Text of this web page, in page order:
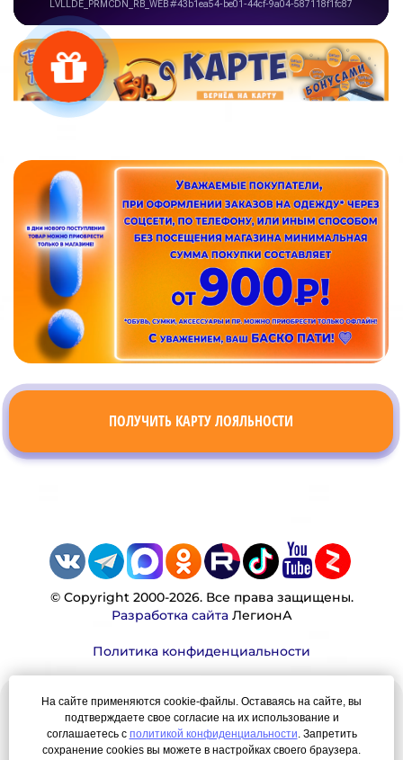
ПОЛУЧИТЬ КАРТУ ЛОЯЛЬНОСТИ
© Copyright 2000-2026. Все права защищены.
Разработка сайтаЛегионА
Политика конфиденциальности
Наша миссия:
Мы — честно, много, давно продаем вещи,
На сайте применяются cookie-файлы. Оставаясь на сайте, вы
подтверждаете свое согласие на их использование и
соглашаетесь с политикой конфиденциальности. Запретить
сохранение cookies вы можете в настройках своего браузера.